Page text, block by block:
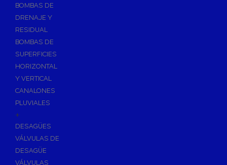
BOMBAS DE
DRENAJE Y
RESIDUAL
BOMBAS DE
SUPERFICIES
HORIZONTAL
Y VERTICAL
CANALONES
PLUVIALES
+
DESAGÜES
VÁLVULAS DE
DESAGÜE
VÁLVULAS